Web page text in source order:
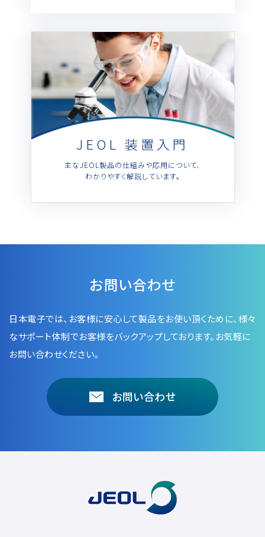
JEOL 装置入門
主なJEOL製品の仕組みや応用について、
わかりやすく解説しています。
お問い合わせ
日本電子では、お客様に安心して製品をお使い頂くために、 様々
なサポート体制でお客様をバックアップしております。お気軽に
お問い合わせください。
お問い合わせ